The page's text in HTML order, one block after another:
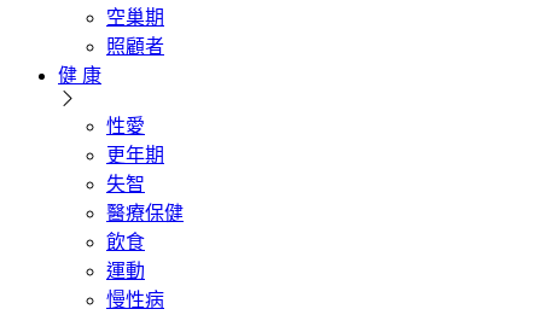
空巢期
照顧者
健 康
性愛
更年期
失智
醫療保健
飲食
運動
慢性病